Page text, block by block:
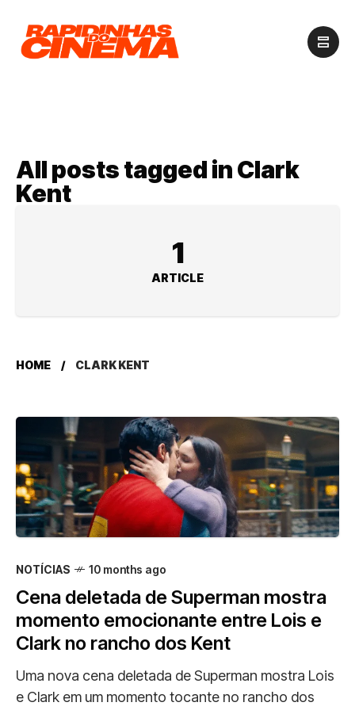
All posts tagged in Clark
Kent
1
ARTICLE
HOME CLARK KENT
NOTÍCIAS 10 months ago
Cena deletada de Superman mostra
momento emocionante entre Lois e
Clark no rancho dos Kent
Uma nova cena deletada de Superman mostra Lois
e Clark em um momento tocante no rancho dos